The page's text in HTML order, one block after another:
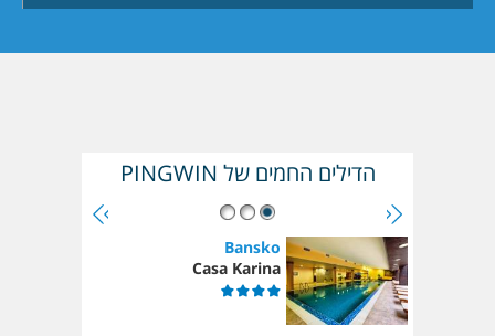
הדילים החמים של PINGWIN
Bansko
Casa Karina